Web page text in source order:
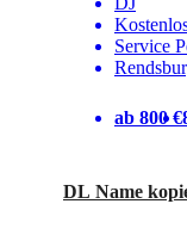
Service
ab 800 €
DL Name